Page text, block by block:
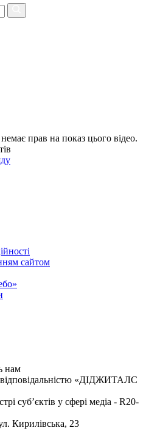
прав на показ цього відео.
сайтом
нам
«ДІДЖИТАЛС
суб’єктів у сфері медіа - R20-
Кирилівська, 23